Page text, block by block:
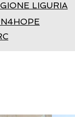
LIGURIA